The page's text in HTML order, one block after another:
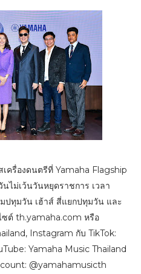
ครื่องดนตรีที่ Yamaha Flagship
ไม่เว้นวันหยุดราชการ เวลา
ปทุมวัน เฮ้าส์ สี่แยกปทุมวัน และ
ซต์ th.yamaha.com หรือ
Instagram กับ TikTok:
Yamaha Music Thailand
@yamahamusicth